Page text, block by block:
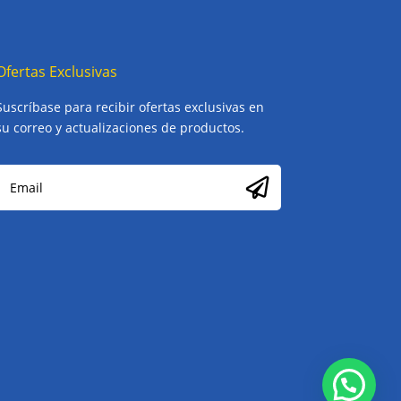
Exclusivas
para recibir ofertas exclusivas en
correo y actualizaciones de productos.